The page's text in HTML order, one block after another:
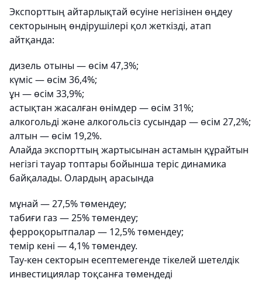
Экспорттың айтарлықтай өсуіне негізінен өңдеу
секторының өндірушілері қол жеткізді, атап
айтқанда:
дизель отыны — өсім 47,3%;
күміс — өсім 36,4%;
ұн — өсім 33,9%;
астықтан жасалған өнімдер — өсім 31%;
алкогольді және алкогольсіз сусындар — өсім 27,2%;
алтын — өсім 19,2%.
Алайда экспорттың жартысынан астамын құрайтын
негізгі тауар топтары бойынша теріс динамика
байқалады. Олардың арасында
мұнай — 27,5% төмендеу;
табиғи газ — 25% төмендеу;
ферроқорытпалар — 12,5% төмендеу;
темір кені — 4,1% төмендеу.
Тау-кен секторын есептемегенде тікелей шетелдік
инвестициялар тоқсанға төмендеді